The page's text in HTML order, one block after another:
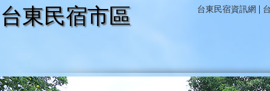
台東民宿市區 台東民宿資訊網 |